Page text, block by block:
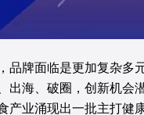
牌面临是更加复杂
海、破圈，创新机
业涌现出一批主打